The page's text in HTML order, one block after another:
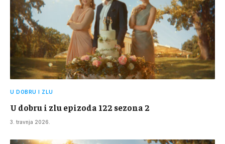
U DOBRU I ZLU
U dobru i zlu epizoda 122 sezona 2
3. travnja 2026.